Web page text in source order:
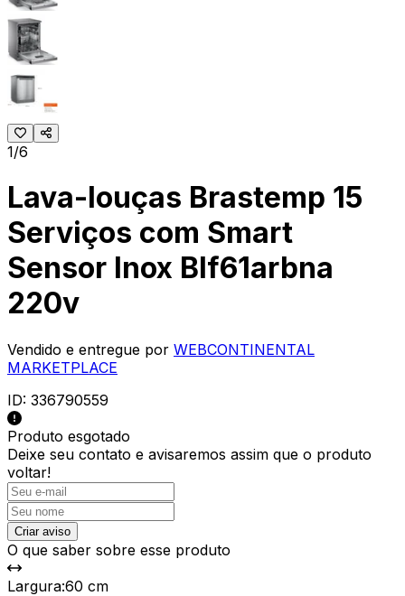
1/6
Lava-louças Brastemp 15
Serviços com Smart
Sensor Inox Blf61arbna
220v
Vendido e entregue por WEBCONTINENTAL
MARKETPLACE
ID: 336790559
Produto esgotado
Deixe seu contato e avisaremos assim que o produto
voltar!
Criar aviso
O que saber sobre esse produto
Largura:60 cm